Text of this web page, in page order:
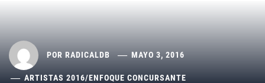
POR RADICALDB MAYO 3, 2016
ARTISTAS 2016/ENFOQUE CONCURSANTE